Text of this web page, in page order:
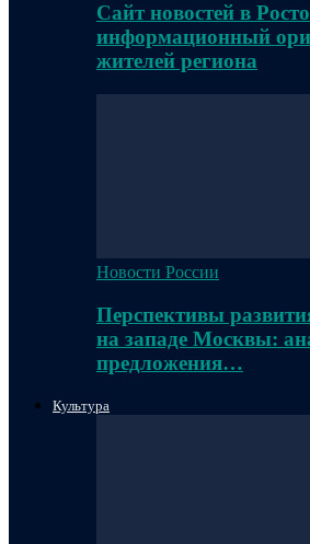
Сайт новостей в
информационный
жителей региона
Новости России
Перспективы
на западе Москвы:
предложения…
Культура